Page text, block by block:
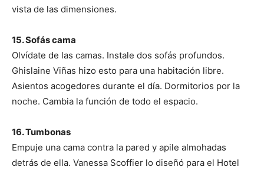
vista de las dimensiones.
15. Sofás cama
Olvídate de las camas. Instale dos sofás profundos.
Ghislaine Viñas hizo esto para una habitación libre.
Asientos acogedores durante el día. Dormitorios por la
noche. Cambia la función de todo el espacio.
16. Tumbonas
Empuje una cama contra la pared y apile almohadas
detrás de ella. Vanessa Scoffier lo diseñó para el Hotel